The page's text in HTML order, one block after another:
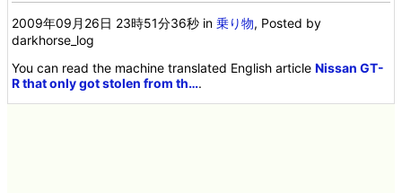
2009年09月26日 23時51分36秒 in乗り物, Posted by
darkhorse_log
You can read the machine translated English articleNissan GT-
R that only got stolen from th….